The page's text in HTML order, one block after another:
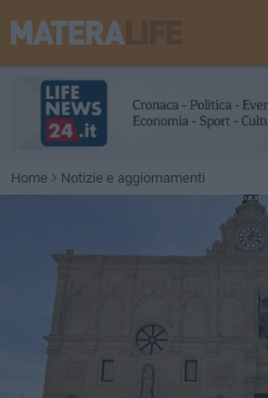
Home Notizie e aggiornamenti